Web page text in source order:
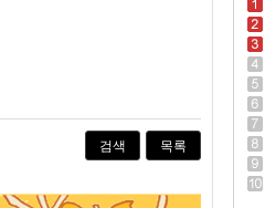
검색 목록